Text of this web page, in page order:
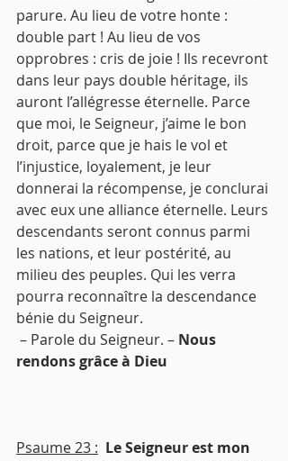
parure. Au lieu de votre honte :
double part ! Au lieu de vos
opprobres : cris de joie ! Ils recevront
dans leur pays double héritage, ils
auront l’allégresse éternelle. Parce
que moi, le Seigneur, j’aime le bon
droit, parce que je hais le vol et
l’injustice, loyalement, je leur
donnerai la récompense, je conclurai
avec eux une alliance éternelle. Leurs
descendants seront connus parmi
les nations, et leur postérité, au
milieu des peuples. Qui les verra
pourra reconnaître la descendance
bénie du Seigneur.
– Parole du Seigneur. – Nous
rendons grâce à Dieu
Psaume 23 : Le Seigneur est mon